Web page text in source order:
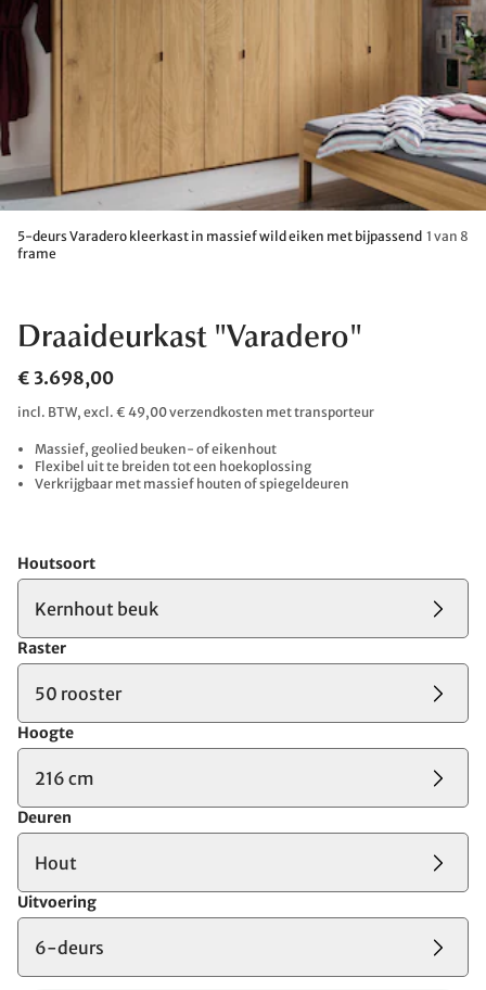
5-deurs Varadero kleerkast in massief wild eiken met bijpassend
frame
1 van 8
Draaideurkast "Varadero"
€ 3.698,00
incl. BTW, excl. € 49,00 verzendkosten met transporteur
Massief, geolied beuken- of eikenhout
Flexibel uit te breiden tot een hoekoplossing
Verkrijgbaar met massief houten of spiegeldeuren
Houtsoort
Kernhout beuk
Raster
50 rooster
Hoogte
216 cm
Deuren
Hout
Uitvoering
6-deurs